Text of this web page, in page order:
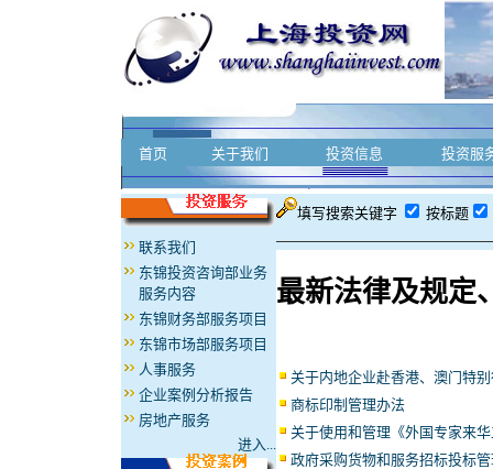
首页 关于我们 投资信息 投资服
联系我们
东锦投资咨询部业务
服务内容
东锦财务部服务项目
东锦市场部服务项目
人事服务
企业案例分析报告
房地产服务
进入...
填写搜索关键字 按标题
最新法律及规定
关于内地企业赴香港、澳门特
商标印制管理办法
关于使用和管理《外国专家来
政府采购货物和服务招标投标